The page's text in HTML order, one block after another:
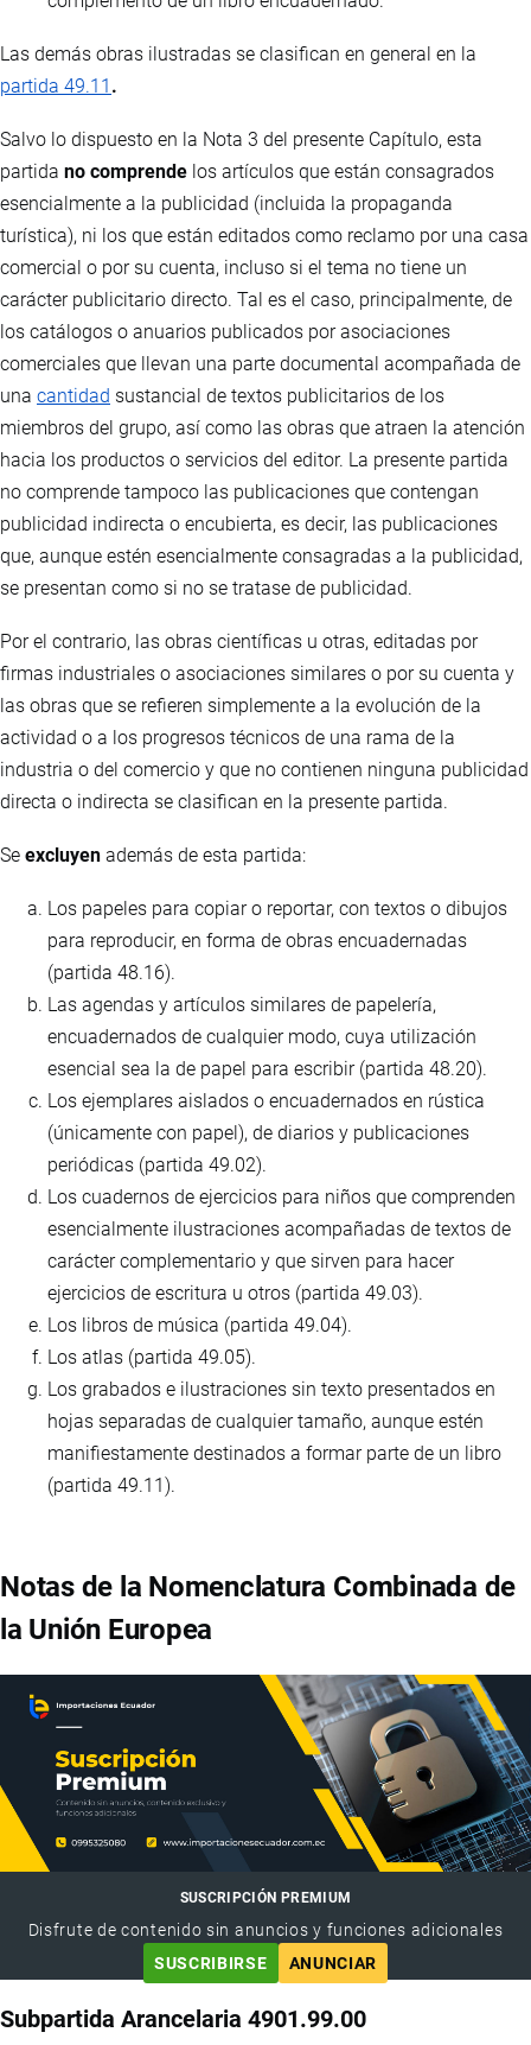
Las demás obras ilustradas se clasifican en general en la
partida 49.11 .
Salvo lo dispuesto en la Nota 3 del presente Capítulo, esta
partida no comprende los artículos que están consagrados
esencialmente a la publicidad (incluida la propaganda
turística), ni los que están editados como reclamo por una casa
comercial o por su cuenta, incluso si el tema no tiene un
carácter publicitario directo. Tal es el caso, principalmente, de
los catálogos o anuarios publicados por asociaciones
comerciales que llevan una parte documental acompañada de
una cantidad sustancial de textos publicitarios de los
miembros del grupo, así como las obras que atraen la atención
hacia los productos o servicios del editor. La presente partida
no comprende tampoco las publicaciones que contengan
publicidad indirecta o encubierta, es decir, las publicaciones
que, aunque estén esencialmente consagradas a la publicidad,
se presentan como si no se tratase de publicidad.
Por el contrario, las obras científicas u otras, editadas por
firmas industriales o asociaciones similares o por su cuenta y
las obras que se refieren simplemente a la evolución de la
actividad o a los progresos técnicos de una rama de la
industria o del comercio y que no contienen ninguna publicidad
directa o indirecta se clasifican en la presente partida.
Se excluyen además de esta partida:
Los papeles para copiar o reportar, con textos o dibujos
para reproducir, en forma de obras encuadernadas
(partida 48.16).
Las agendas y artículos similares de papelería,
encuadernados de cualquier modo, cuya utilización
esencial sea la de papel para escribir (partida 48.20).
Los ejemplares aislados o encuadernados en rústica
(únicamente con papel), de diarios y publicaciones
periódicas (partida 49.02).
Los cuadernos de ejercicios para niños que comprenden
esencialmente ilustraciones acompañadas de textos de
carácter complementario y que sirven para hacer
ejercicios de escritura u otros (partida 49.03).
Los libros de música (partida 49.04).
Los atlas (partida 49.05).
Los grabados e ilustraciones sin texto presentados en
hojas separadas de cualquier tamaño, aunque estén
manifiestamente destinados a formar parte de un libro
(partida 49.11).
Notas de la Nomenclatura Combinada de
la Unión Europea
SUSCRIPCIÓN PREMIUM
Disfrute de contenido sin anuncios y funciones adicionales
SUSCRIBIRSE
ANUNCIAR
Subpartida Arancelaria 4901.99.00